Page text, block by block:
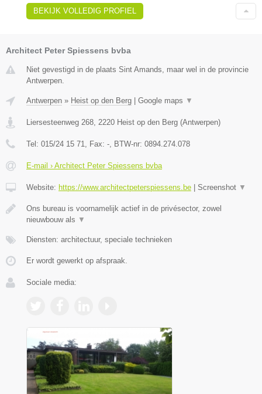
BEKIJK VOLLEDIG PROFIEL
Architect Peter Spiessens bvba
Niet gevestigd in de plaats Sint Amands, maar wel in de provincie
Antwerpen.
Antwerpen » Heist op den Berg Google maps ▼
Liersesteenweg 268, 2220 Heist op den Berg (Antwerpen)
Tel: 015/24 15 71, Fax: -, BTW-nr: 0894.274.078
E-mail › Architect Peter Spiessens bvba
Website: https://www.architectpeterspiessens.be Screenshot ▼
Ons bureau is voornamelijk actief in de privésector, zowel
nieuwbouw als ▼
Diensten: architectuur, speciale technieken
Er wordt gewerkt op afspraak.
Sociale media: